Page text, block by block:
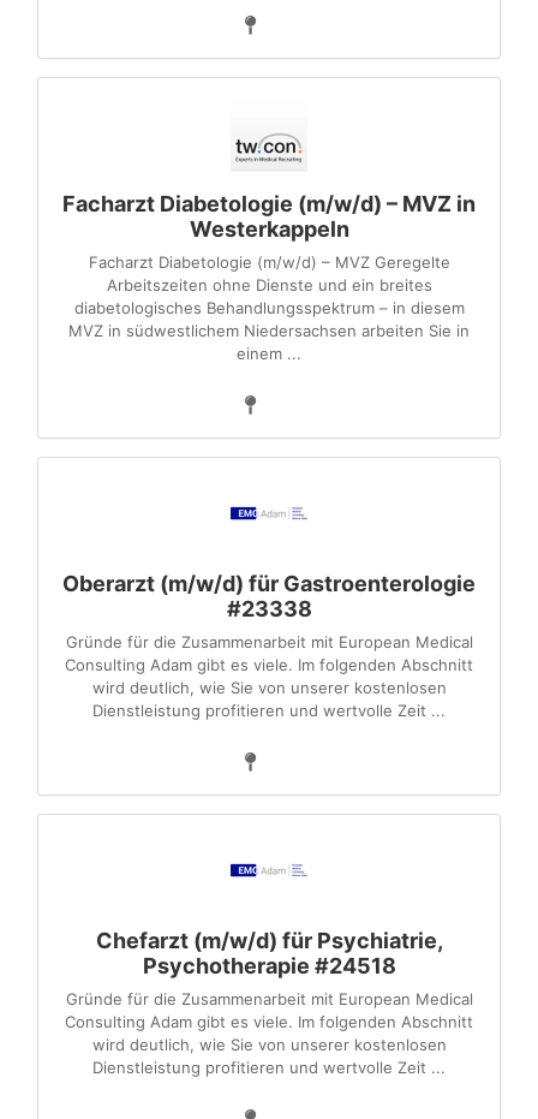
Facharzt Diabetologie (m/w/d) – MVZ in
Westerkappeln
Facharzt Diabetologie (m/w/d) – MVZ Geregelte
Arbeitszeiten ohne Dienste und ein breites
diabetologisches Behandlungsspektrum – in diesem
MVZ in südwestlichem Niedersachsen arbeiten Sie in
einem ...
Oberarzt (m/w/d) für Gastroenterologie
#23338
Gründe für die Zusammenarbeit mit European Medical
Consulting Adam gibt es viele. Im folgenden Abschnitt
wird deutlich, wie Sie von unserer kostenlosen
Dienstleistung profitieren und wertvolle Zeit ...
Chefarzt (m/w/d) für Psychiatrie,
Psychotherapie #24518
Gründe für die Zusammenarbeit mit European Medical
Consulting Adam gibt es viele. Im folgenden Abschnitt
wird deutlich, wie Sie von unserer kostenlosen
Dienstleistung profitieren und wertvolle Zeit ...